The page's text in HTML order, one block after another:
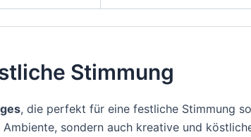
Stimmung
, die perfekt für eine festliche Stimmung
sondern auch kreative und